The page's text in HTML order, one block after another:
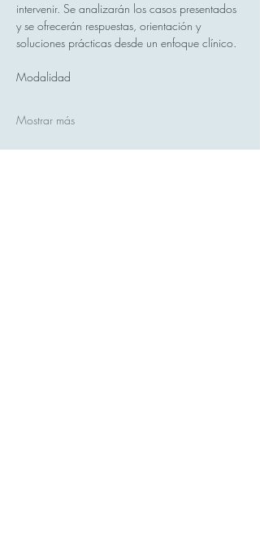
intervenir. Se analizarán los casos presentados
y se ofrecerán respuestas, orientación y
soluciones prácticas desde un enfoque clínico.
Modalidad
Mostrar más